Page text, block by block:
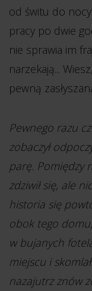
od świtu do
pracy po dwie
nie sprawia im
narzekają...
pewną
Pewnego razu
zobaczył
parę. Pomiędzy
zdziwił się, ale
historia się
obok tego
w bujanych
miejscu i
nazajutrz znów